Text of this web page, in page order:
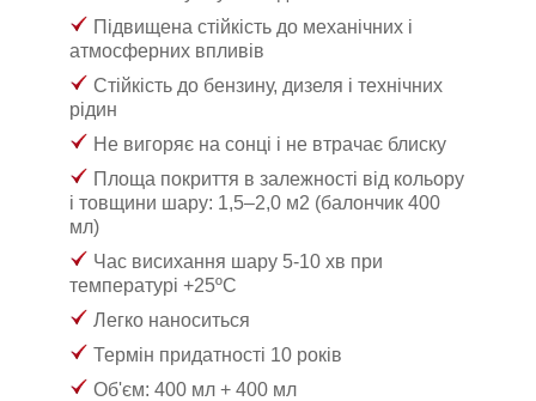
Підвищена стійкість до механічних і
атмосферних впливів
Стійкість до бензину, дизеля і технічних
рідин
Не вигоряє на сонці і не втрачає блиску
Площа покриття в залежності від кольору
і товщини шару: 1,5–2,0 м2 (балончик 400
мл)
Час висихання шару 5-10 хв при
температурі +25ºС
Легко наноситься
Термін придатності 10 років
Об'єм: 400 мл + 400 мл